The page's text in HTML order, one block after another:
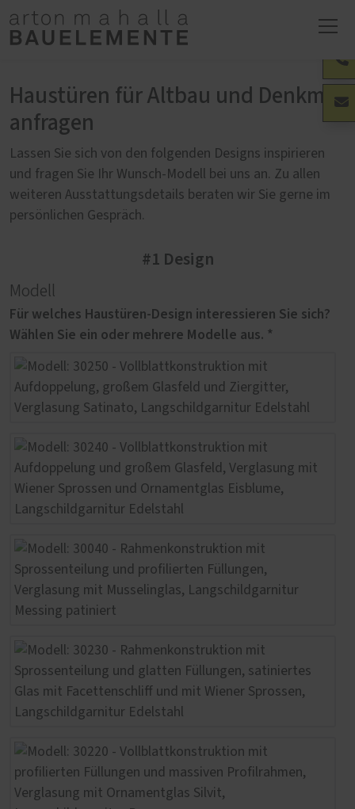
Haustüren für Altbau und Denkmal
anfragen
Lassen Sie sich von den folgenden Designs inspirieren
und fragen Sie Ihr Wunsch-Modell bei uns an. Zu allen
weiteren Ausstattungsdetails beraten wir Sie gerne im
persönlichen Gespräch.
#1 Design
Modell
Für welches Haustüren-Design interessieren Sie sich?
Wählen Sie ein oder mehrere Modelle aus. *